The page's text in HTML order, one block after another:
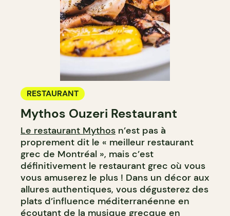
RESTAURANT
Mythos Ouzeri Restaurant
Le restaurant Mythos n’est pas à
proprement dit le « meilleur restaurant
grec de Montréal », mais c’est
définitivement le restaurant grec où vous
vous amuserez le plus ! Dans un décor aux
allures authentiques, vous dégusterez des
plats d’influence méditerranéenne en
écoutant de la musique grecque en